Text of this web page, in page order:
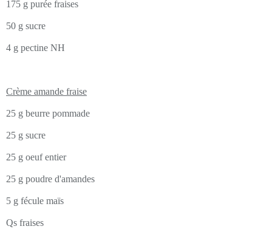
175 g purée fraises
50 g sucre
4 g pectine NH
Crème amande fraise
25 g beurre pommade
25 g sucre
25 g oeuf entier
25 g poudre d'amandes
5 g fécule maïs
Qs fraises